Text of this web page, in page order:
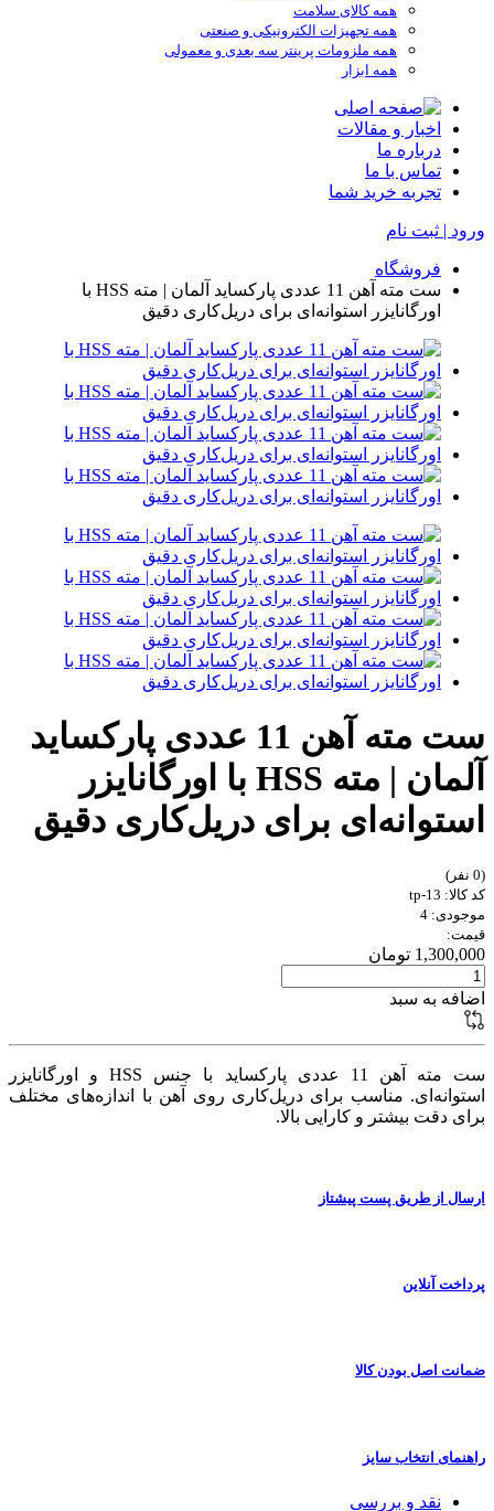
همه کالای سلامت
همه تجهیزات الکترونیکی و صنعتی
همه ملزومات پرینتر سه بعدی و معمولی
همه ابزار
اخبار و مقالات
درباره ما
تماس با ما
تجربه خرید شما
ورود | ثبت نام
فروشگاه
ست مته آهن 11 عددی پارکساید آلمان | مته HSS با
اورگانایزر استوانه‌ای برای دریل‌کاری دقیق
ست مته آهن 11 عددی پارکساید
آلمان | مته HSS با اورگانایزر
استوانه‌ای برای دریل‌کاری دقیق
(0 نفر)
کد کالا: tp-13
موجودی: 4
قیمت:
1,300,000 تومان
اضافه به سبد
ست مته آهن 11 عددی پارکساید با جنس HSS و اورگانایزر
استوانه‌ای. مناسب برای دریل‌کاری روی آهن با اندازه‌های مختلف
برای دقت بیشتر و کارایی بالا.
ارسال از طریق پست پیشتاز
پرداخت آنلاین
ضمانت اصل بودن کالا
راهنمای انتخاب سایز
نقد و بررسی